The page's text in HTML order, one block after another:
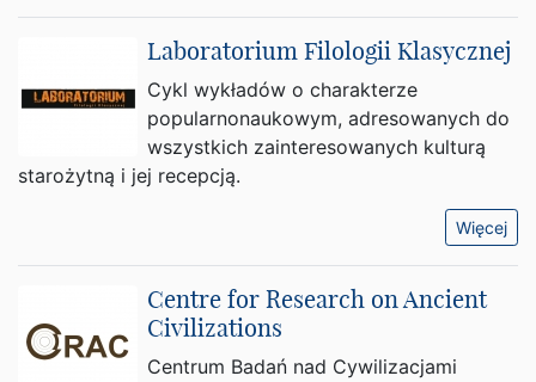
Laboratorium Filologii Klasycznej
Cykl wykładów o charakterze
popularnonaukowym, adresowanych do
wszystkich zainteresowanych kulturą
starożytną i jej recepcją.
Więcej
Centre for Research on Ancient
Civilizations
Centrum Badań nad Cywilizacjami